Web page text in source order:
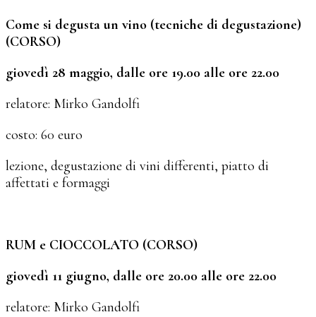
Come si degusta un vino (tecniche di degustazione)
(CORSO)
giovedì 28 maggio, dalle ore 19.00 alle ore 22.00
relatore: Mirko Gandolfi
costo: 60 euro
lezione, degustazione di vini differenti, piatto di
affettati e formaggi
RUM e CIOCCOLATO (CORSO)
giovedì 11 giugno, dalle ore 20.00 alle ore 22.00
relatore: Mirko Gandolfi